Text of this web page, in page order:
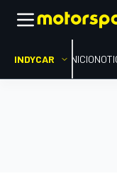
INDYCAR INICIO